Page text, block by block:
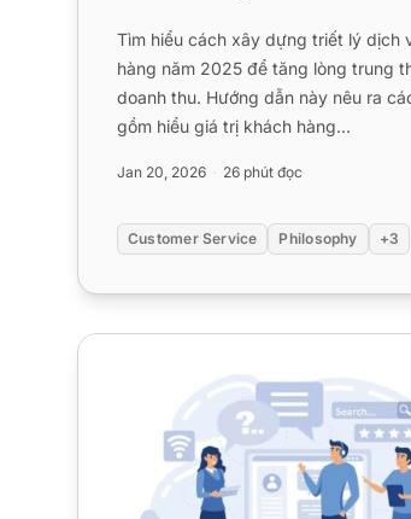
Tìm hiểu cách xây dựng triết lý dịch
hàng năm 2025 để tăng lòng trung
doanh thu. Hướng dẫn này nêu ra
gồm hiểu giá trị khách hàng...
Jan 20, 2026 26 phút đọc
Customer Service Philosophy +3
Dịch vụ khách hàng chủ động: Mẹo,